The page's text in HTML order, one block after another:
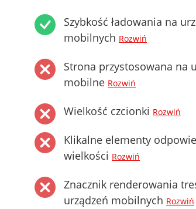
Szybkość ładowania na
mobilnych Rozwiń
Strona przystosowana na
mobilne Rozwiń
Wielkość czcionki Rozwiń
Klikalne elementy
wielkości Rozwiń
Znacznik renderowania
urządzeń mobilnych Rozwiń